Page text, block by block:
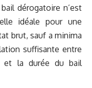
dérogatoire n’est
idéale pour une
brut, sauf a minima
suffisante entre
et la durée du bail